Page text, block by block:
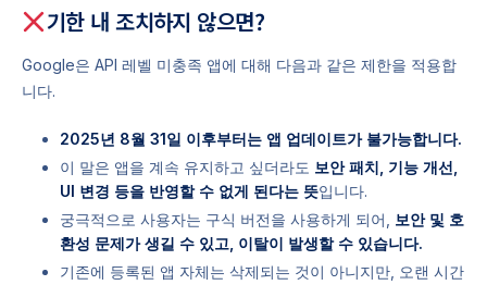
기한 내 조치하지 않으면?
Google은 API 레벨 미충족 앱에 대해 다음과 같은 제한을 적용합
니다.
2025년 8월 31일 이후부터는 앱 업데이트가 불가능합니다.
이 말은 앱을 계속 유지하고 싶더라도 보안 패치, 기능 개선,
UI 변경 등을 반영할 수 없게 된다는 뜻입니다.
궁극적으로 사용자는 구식 버전을 사용하게 되어,
보안 및 호
환성 문제가 생길 수 있고, 이탈이 발생할 수 있습니다.
기존에 등록된 앱 자체는 삭제되는 것이 아니지만, 오랜 시간